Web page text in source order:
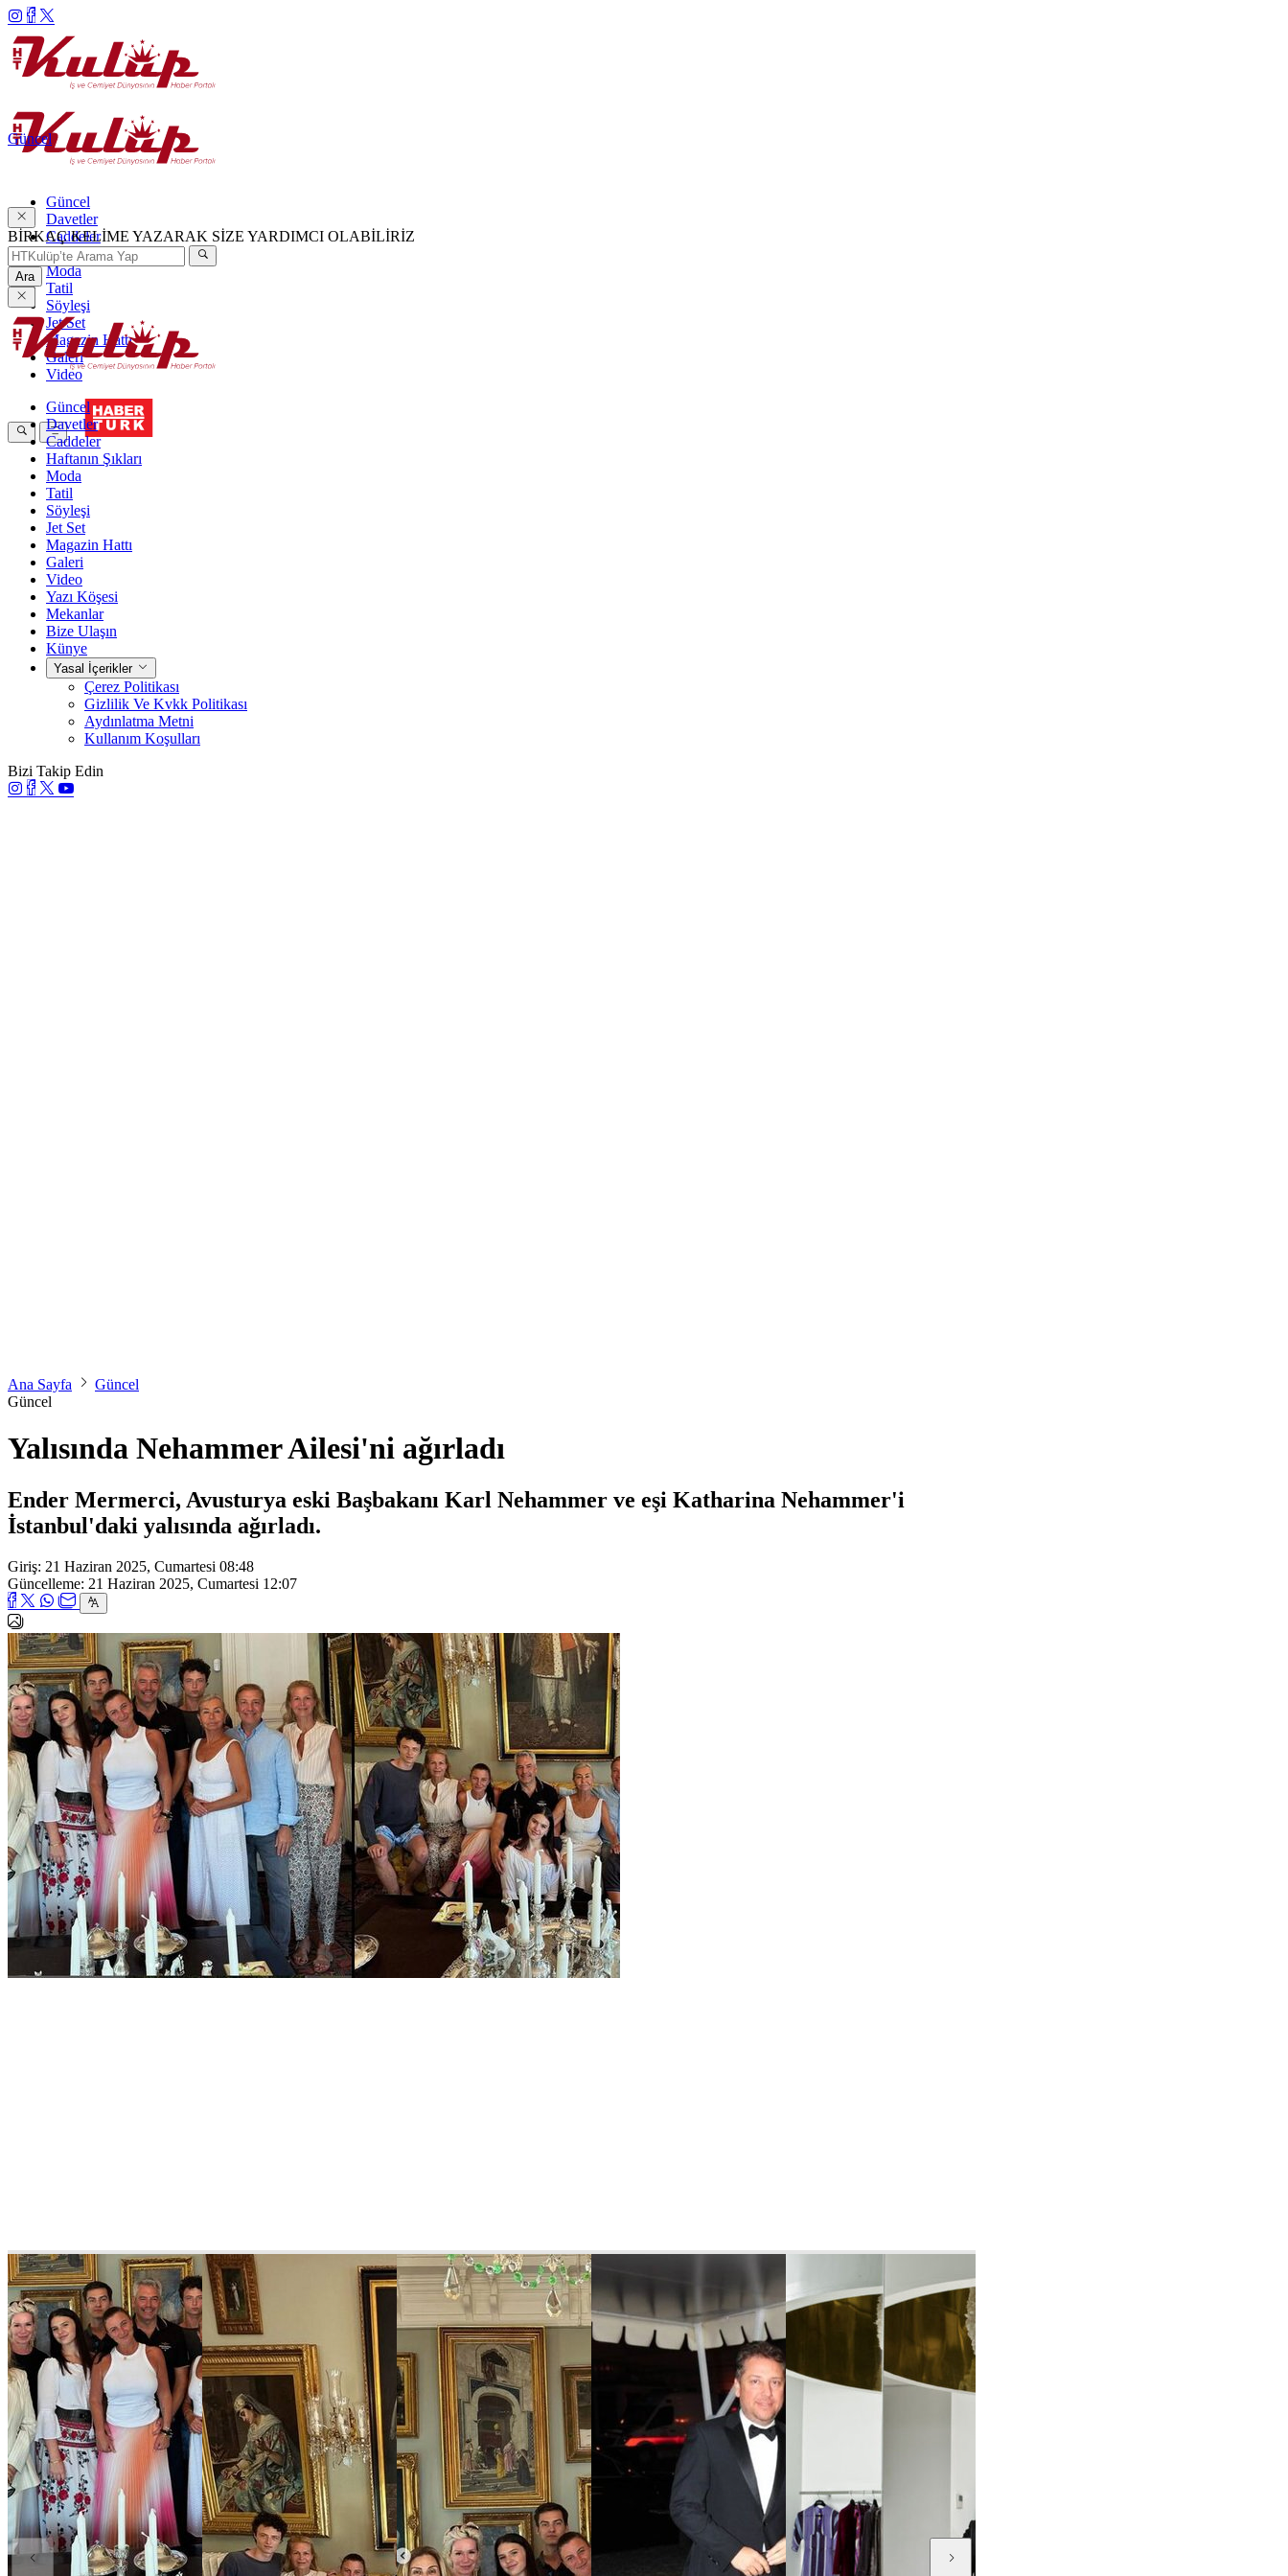
Güncel
Davetler
Caddeler
Haftanın Şıkları
Moda
Tatil
Söyleşi
Jet Set
Magazin Hattı
Galeri
Video
Güncel
BİRKAÇ KELİME YAZARAK SİZE YARDIMCI OLABİLİRİZ
Ara
Güncel
Davetler
Caddeler
Haftanın Şıkları
Moda
Tatil
Söyleşi
Jet Set
Magazin Hattı
Galeri
Video
Yazı Köşesi
Mekanlar
Bize Ulaşın
Künye
Yasal İçerikler
Çerez Politikası
Gizlilik Ve Kvkk Politikası
Aydınlatma Metni
Kullanım Koşulları
Bizi Takip Edin
Ana Sayfa
Güncel
Güncel
Yalısında Nehammer Ailesi'ni ağırladı
Ender Mermerci, Avusturya eski Başbakanı Karl Nehammer ve eşi Katharina Nehammer'i
İstanbul'daki yalısında ağırladı.
Giriş: 21 Haziran 2025, Cumartesi 08:48
Güncelleme: 21 Haziran 2025, Cumartesi 12:07